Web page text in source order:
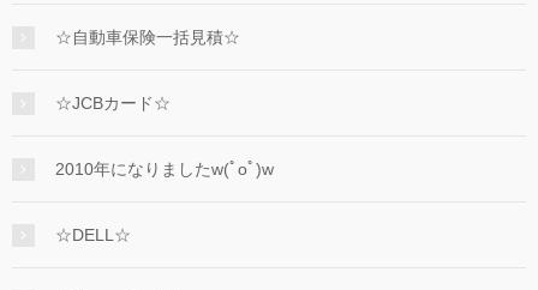
☆自動車保険一括見積☆
☆JCBカード☆
2010年になりましたw(ﾟoﾟ)w
☆DELL☆